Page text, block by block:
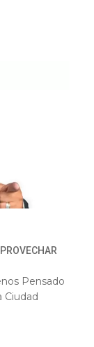
Pensado
Ciudad